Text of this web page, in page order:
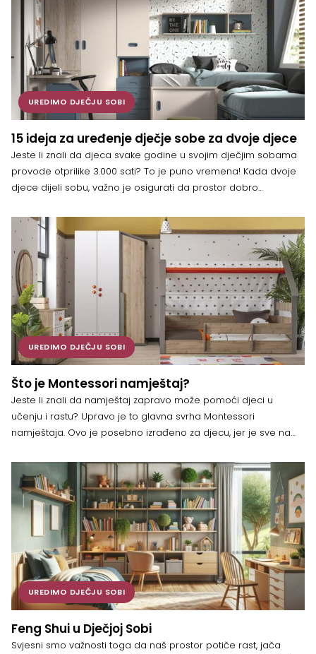
prazan zid, što je […]
UREDIMO DJEČJU SOBI
15 ideja za uređenje dječje sobe za dvoje djece
Jeste li znali da djeca svake godine u svojim dječjim sobama
provode otprilike 3.000 sati? To je puno vremena! Kada dvoje
djece dijeli sobu, važno je osigurati da prostor dobro
istovremeno stvoriti zabavno okruženje. Svakom djetetu
omogućite da ima svoj privatni kutak, gdje može izraziti svoju
[…]
UREDIMO DJEČJU SOBI
Što je Montessori namještaj?
Jeste li znali da namještaj zapravo može pomoći djeci u
učenju i rastu? Upravo je to glavna svrha Montessori
namještaja. Ovo je posebno izrađeno za djecu, jer je sve na
mogu sama birati igračke, pospremati knjige i tako
poboljšavati svoju samostalnost. Montessori namještaj je
osmišljen tako […]
UREDIMO DJEČJU SOBI
Feng Shui u Dječjoj Sobi
Svjesni smo važnosti toga da naš prostor potiče rast, jača